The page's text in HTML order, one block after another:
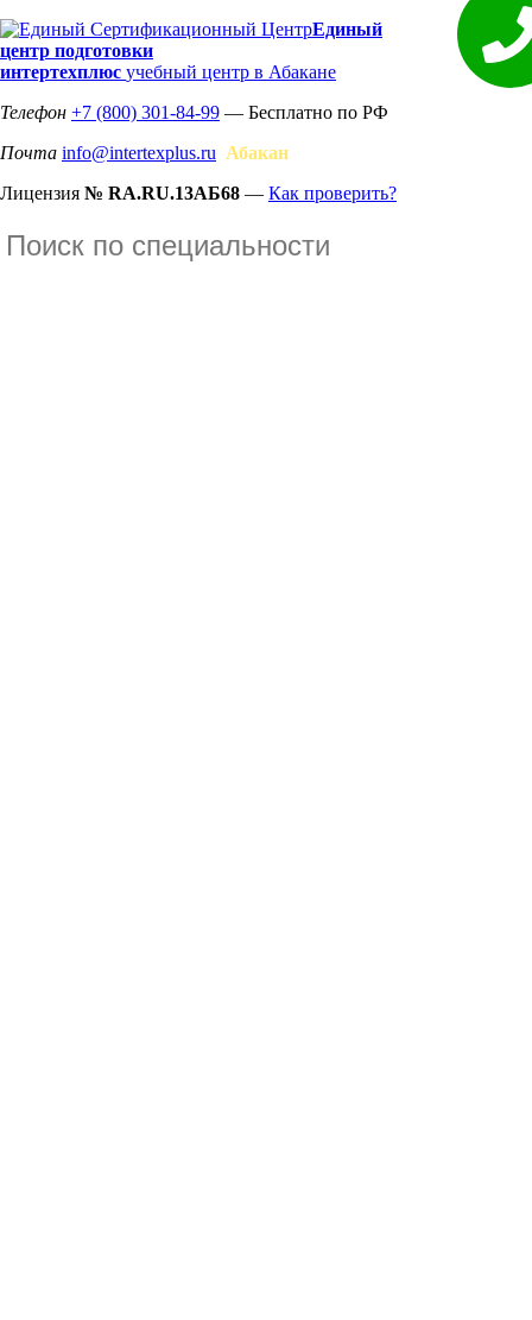
Единый
центр подготовки
интертехплюс учебный центр в Абакане
Телефон +7 (800) 301-84-99 — Бесплатно по РФ
Почта info@intertexplus.ru Абакан
Лицензия № RA.RU.13АБ68 — Как проверить?